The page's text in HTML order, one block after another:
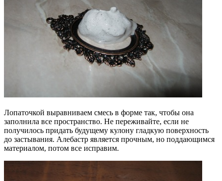
Лопаточкой выравниваем смесь в форме так, чтобы она
заполнила все пространство. Не переживайте, если не
получилось придать будущему кулону гладкую поверхность
до застывания. Алебастр является прочным, но поддающимся
материалом, потом все исправим.